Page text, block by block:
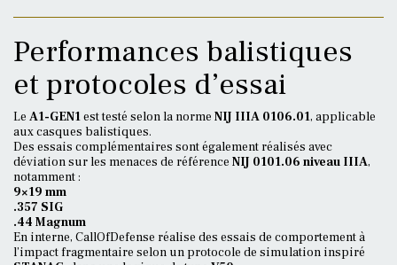
Performances balistiques
et protocoles d’essai
Le A1-GEN1est testé selon la norme NIJ IIIA 0106.01, applicable
aux casques balistiques.
Des essais complémentaires sont également réalisés avec
déviation sur les menaces de référence NIJ 0101.06 niveau IIIA,
notamment :
9×19 mm
.357 SIG
.44 Magnum
En interne, CallOfDefense réalise des essais de comportement à
l’impact fragmentaire selon un protocole de simulation inspiré